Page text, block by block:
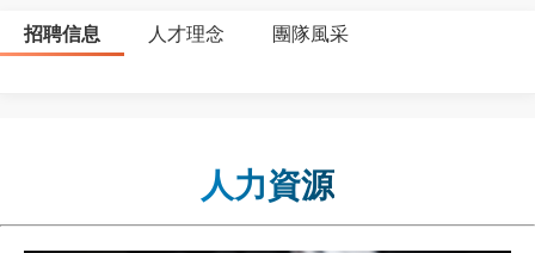
招聘信息 人才理念 團隊風采
人力資源